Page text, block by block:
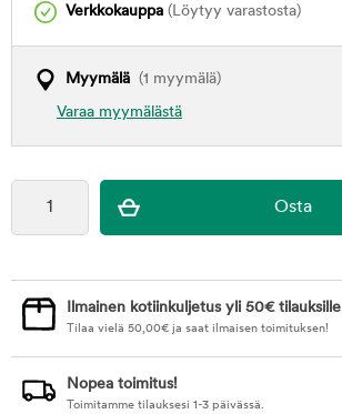
Verkkokauppa (Löytyy varastosta)
Myymälä (1 myymälä)
Varaa myymälästä
Ilmainen kotiinkuljetus yli 50€ tilauksille
Tilaa vielä 50,00€ ja saat ilmaisen toimituksen!
Nopea toimitus!
Toimitamme tilauksesi 1-3 päivässä.